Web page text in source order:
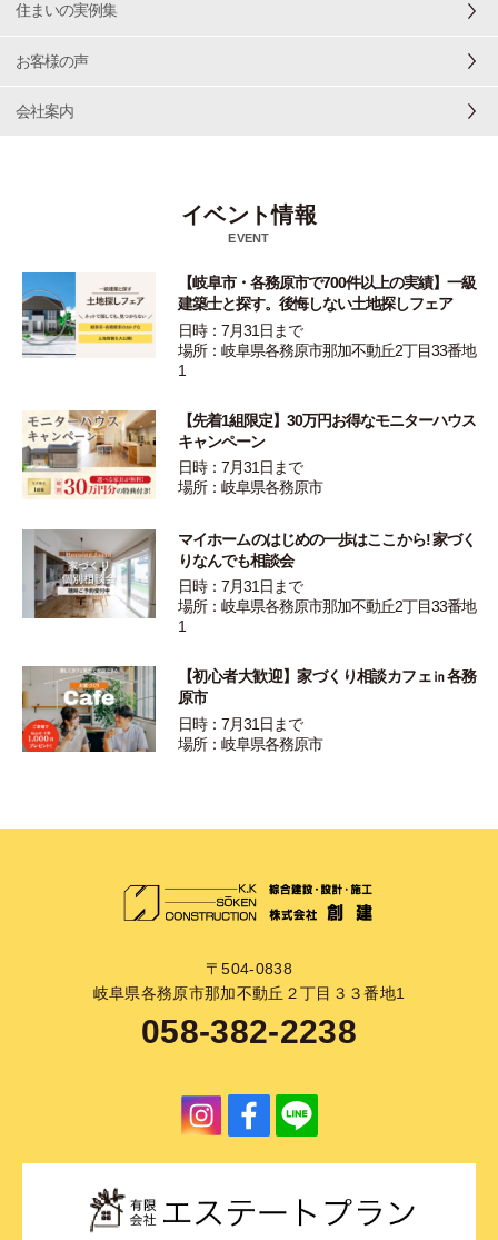
住まいの実例集
お客様の声
会社案内
イベント情報
EVENT
【岐阜市・各務原市で700件以上の実績】一級
建築士と探す。後悔しない土地探しフェア
日時：7月31日まで
場所：岐阜県各務原市那加不動丘2丁目33番地
1
【先着1組限定】30万円お得なモニターハウス
キャンペーン
日時：7月31日まで
場所：岐阜県各務原市
マイホームのはじめの一歩はここから! 家づく
りなんでも相談会
日時：7月31日まで
場所：岐阜県各務原市那加不動丘2丁目33番地
1
【初心者大歓迎】家づくり相談カフェ㏌各務
原市
日時：7月31日まで
場所：岐阜県各務原市
〒504-0838
岐阜県各務原市那加不動丘２丁目３３番地1
058-382-2238